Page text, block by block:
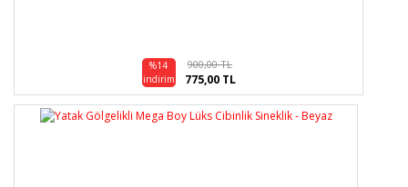
%14
indirim
900,00 TL
775,00 TL